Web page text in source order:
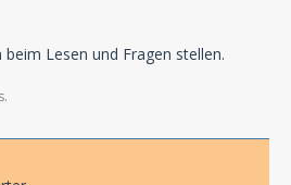
Lesen und Fragen stellen.